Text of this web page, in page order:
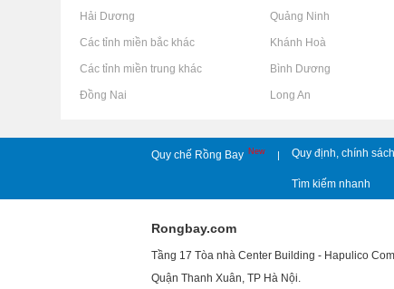
Rao vặt tại Hải Dương Rao vặt tại Quảng Ninh
Rao vặt tại Các tỉnh miền bắc khác Rao vặt tại Khánh Hoà
Rao vặt tại Các tỉnh miền trung khác Rao vặt tại Bình Dương
Rao vặt tại Đồng Nai Rao vặt tại Long An
Quy chế Rồng Bay New | Quy định, chính
Tìm kiếm nhanh
Rongbay.com
Tầng 17 Tòa nhà Center Building - Hapulico
Quận Thanh Xuân, TP Hà Nội.